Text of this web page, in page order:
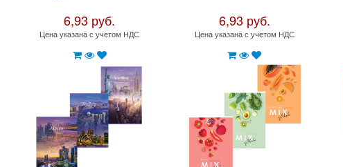
школу и садик
вместе с Офис Бук !
Покупайте школьные принадлежности
БЫСТРО, УДОБНО, НЕДОРОГО с
доставкой.
Читать далее >>
пользой !
Не тратьте время,
пользой!
Читать далее >>
6,93 руб.
Цена указана с учетом НДС
6,93 руб.
Цена указана с учетом НДС